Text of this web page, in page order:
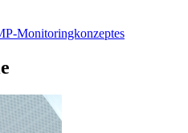
Monitoringkonzeptes